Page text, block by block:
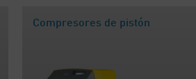
Compresores de pistón